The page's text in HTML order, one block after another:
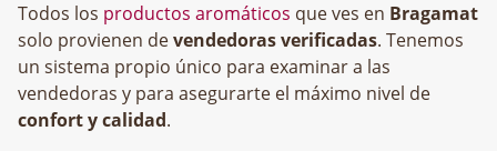
Todos los productos aromáticos que ves en Bragamat
solo provienen devendedoras verificadas. Tenemos
un sistema propio único para examinar a las
vendedoras y para asegurarte el máximo nivel de
confort y calidad.